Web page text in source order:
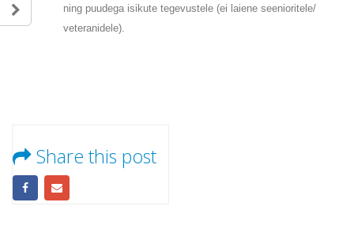
ning puudega isikute tegevustele (ei laiene seenioritele/
veteranidele).
Share this post